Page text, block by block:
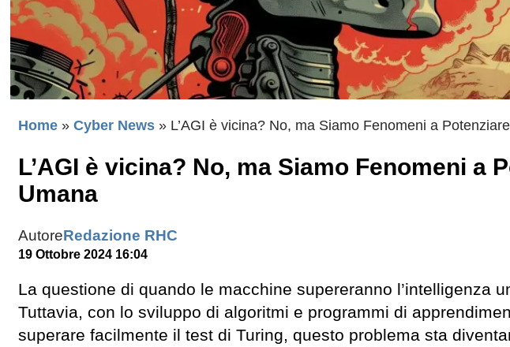
Home » Cyber News » L’AGI è vicina? No, ma Siamo Fenomeni a
L’AGI è vicina? No, ma Siamo Fenomeni a
Umana
AutoreRedazione RHC
19 Ottobre 2024 16:04
La questione di quando le macchine supereranno l’intelligenza
Tuttavia, con lo sviluppo di algoritmi e programmi di
superare facilmente il test di Turing, questo problema sta